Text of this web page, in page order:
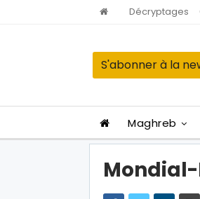
Décryptages
S'abonner à la
Maghreb